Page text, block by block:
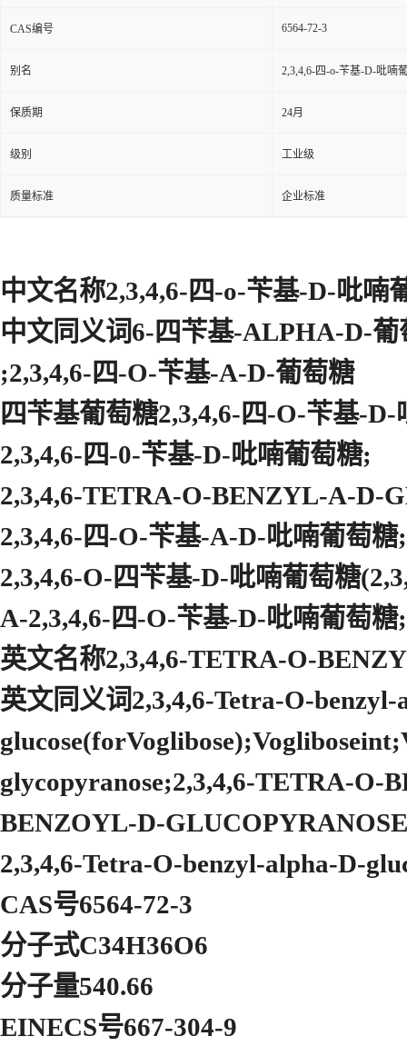
CAS编号 6564-72-3
别名 2,3,4,6-四-o-苄基-D-吡喃
保质期 24月
级别 工业级
质量标准 企业标准
中文名称2,3,4,6-四-o-苄基-D-吡喃
中文同义词6-四苄基-ALPHA-D-葡
;2,3,4,6-四-O-苄基-Α-D-葡萄糖
四苄基葡萄糖2,3,4,6-四-O-苄基-
2,3,4,6-四-0-苄基-D-吡喃葡萄糖;
2,3,4,6-TETRA-O-BENZYL-Α-D-
2,3,4,6-四-O-苄基-Α-D-吡喃葡萄糖;
2,3,4,6-O-四苄基-D-吡喃葡萄糖
Α-2,3,4,6-四-O-苄基-D-吡喃葡萄糖;
英文名称2,3,4,6-TETRA-O-
英文同义词2,3,4,6-Tetra-O-benzyl-
glycopyranose;2,3,4,6-TETRA-
BENZOYL-D-
2,3,4,6-Tetra-O-benzyl-alpha-D-
CAS号6564-72-3
分子式C34H36O6
分子量540.66
EINECS号667-304-9